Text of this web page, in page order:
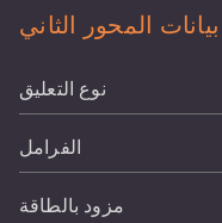
بيانات المحور الثاني
نوع التعليق
الفرامل
مزود بالطاقة